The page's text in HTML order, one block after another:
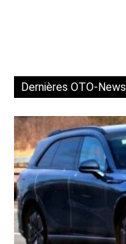
Dernières OTO-News